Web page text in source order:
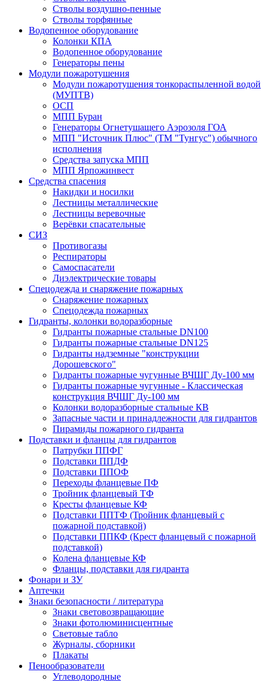
Стволы воздушно-пенные
Стволы торфянные
Водопенное оборудование
Колонки КПА
Водопенное оборудование
Генераторы пены
Модули пожаротушения
Модули пожаротушения тонкораспыленной водой
(МУПТВ)
ОСП
МПП Буран
Генераторы Огнетушащего Аэрозоля ГОА
МПП "Источник Плюс" (ТМ "Тунгус") обычного
исполнения
Средства запуска МПП
МПП Ярпожинвест
Средства спасения
Накидки и носилки
Лестницы металлические
Лестницы веревочные
Верёвки спасательные
СИЗ
Противогазы
Респираторы
Самоспасатели
Диэлектрические товары
Спецодежда и снаряжение пожарных
Снаряжение пожарных
Спецодежда пожарных
Гидранты, колонки водоразборные
Гидранты пожарные стальные DN100
Гидранты пожарные стальные DN125
Гидранты надземные "конструкции
Дорошевского"
Гидранты пожарные чугунные ВЧШГ Ду-100 мм
Гидранты пожарные чугунные - Классическая
конструкция ВЧШГ Ду-100 мм
Колонки водоразборные стальные КВ
Запасные части и принадлежности для гидрантов
Пирамиды пожарного гидранта
Подставки и фланцы для гидрантов
Патрубки ППФГ
Подставки ППДФ
Подставки ППОФ
Переходы фланцевые ПФ
Тройник фланцевый ТФ
Кресты фланцевые КФ
Подставки ППТФ (Тройник фланцевый с
пожарной подставкой)
Подставки ППКФ (Крест фланцевый с пожарной
подставкой)
Колена фланцевые КФ
Фланцы, подставки для гидранта
Фонари и ЗУ
Аптечки
Знаки безопасности / литература
Знаки световозвращающие
Знаки фотолюминисцентные
Световые табло
Журналы, сборники
Плакаты
Пенообразователи
Углеводородные